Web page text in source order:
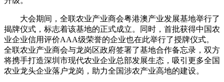
大会期间，全联农业产业商会粤港澳产业发展基地举行了
揭牌仪式，标志着该基地的正式成立。同时，首批获得中国农
业企业信用评价AAA级荣誉的企业也在此举行了授牌仪式。
全联农业产业商会与龙岗区政府签署了基地合作备忘录，双方
将携手打造深圳市现代农业企业总部发展生态，吸引更多全国
农业龙头企业落户龙岗，助力全国涉农产业高地的建设。